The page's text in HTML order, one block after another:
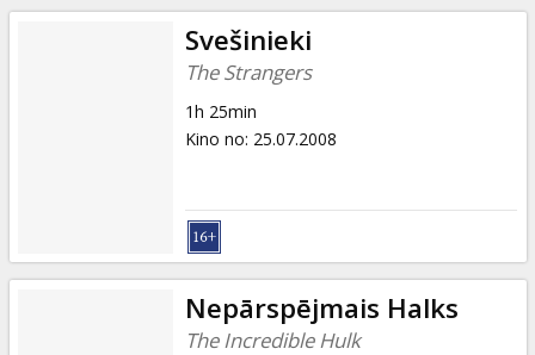
Svešinieki
The Strangers
1h 25min
Kino no: 25.07.2008
Nepārspējmais Halks
The Incredible Hulk